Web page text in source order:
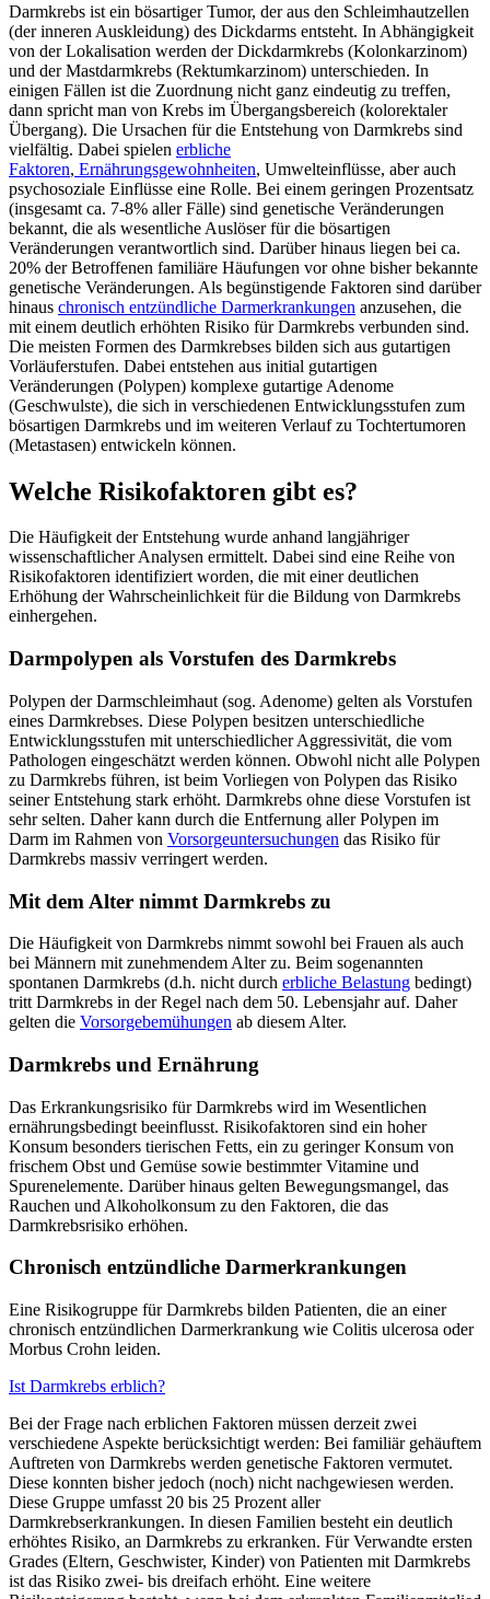
Darmkrebs ist ein bösartiger Tumor, der aus den Schleimhautzellen
(der inneren Auskleidung) des Dickdarms entsteht. In Abhängigkeit
von der Lokalisation werden der Dickdarmkrebs (Kolonkarzinom)
und der Mastdarmkrebs (Rektumkarzinom) unterschieden. In
einigen Fällen ist die Zuordnung nicht ganz eindeutig zu treffen,
dann spricht man von Krebs im Übergangsbereich (kolorektaler
Übergang). Die Ursachen für die Entstehung von Darmkrebs sind
vielfältig. Dabei spielen erbliche
Faktoren, Ernährungsgewohnheiten, Umwelteinflüsse, aber auch
psychosoziale Einflüsse eine Rolle. Bei einem geringen Prozentsatz
(insgesamt ca. 7-8% aller Fälle) sind genetische Veränderungen
bekannt, die als wesentliche Auslöser für die bösartigen
Veränderungen verantwortlich sind. Darüber hinaus liegen bei ca.
20% der Betroffenen familiäre Häufungen vor ohne bisher bekannte
genetische Veränderungen. Als begünstigende Faktoren sind darüber
hinaus chronisch entzündliche Darmerkrankungen anzusehen, die
mit einem deutlich erhöhten Risiko für Darmkrebs verbunden sind.
Die meisten Formen des Darmkrebses bilden sich aus gutartigen
Vorläuferstufen. Dabei entstehen aus initial gutartigen
Veränderungen (Polypen) komplexe gutartige Adenome
(Geschwulste), die sich in verschiedenen Entwicklungsstufen zum
bösartigen Darmkrebs und im weiteren Verlauf zu Tochtertumoren
(Metastasen) entwickeln können.
Welche Risikofaktoren gibt es?
Die Häufigkeit der Entstehung wurde anhand langjähriger
wissenschaftlicher Analysen ermittelt. Dabei sind eine Reihe von
Risikofaktoren identifiziert worden, die mit einer deutlichen
Erhöhung der Wahrscheinlichkeit für die Bildung von Darmkrebs
einhergehen.
Darmpolypen als Vorstufen des Darmkrebs
Polypen der Darmschleimhaut (sog. Adenome) gelten als Vorstufen
eines Darmkrebses. Diese Polypen besitzen unterschiedliche
Entwicklungsstufen mit unterschiedlicher Aggressivität, die vom
Pathologen eingeschätzt werden können. Obwohl nicht alle Polypen
zu Darmkrebs führen, ist beim Vorliegen von Polypen das Risiko
seiner Entstehung stark erhöht. Darmkrebs ohne diese Vorstufen ist
sehr selten. Daher kann durch die Entfernung aller Polypen im
Darm im Rahmen von Vorsorgeuntersuchungen das Risiko für
Darmkrebs massiv verringert werden.
Mit dem Alter nimmt Darmkrebs zu
Die Häufigkeit von Darmkrebs nimmt sowohl bei Frauen als auch
bei Männern mit zunehmendem Alter zu. Beim sogenannten
spontanen Darmkrebs (d.h. nicht durch erbliche Belastung bedingt)
tritt Darmkrebs in der Regel nach dem 50. Lebensjahr auf. Daher
gelten die Vorsorgebemühungen ab diesem Alter.
Darmkrebs und Ernährung
Das Erkrankungsrisiko für Darmkrebs wird im Wesentlichen
ernährungsbedingt beeinflusst. Risikofaktoren sind ein hoher
Konsum besonders tierischen Fetts, ein zu geringer Konsum von
frischem Obst und Gemüse sowie bestimmter Vitamine und
Spurenelemente. Darüber hinaus gelten Bewegungsmangel, das
Rauchen und Alkoholkonsum zu den Faktoren, die das
Darmkrebsrisiko erhöhen.
Chronisch entzündliche Darmerkrankungen
Eine Risikogruppe für Darmkrebs bilden Patienten, die an einer
chronisch entzündlichen Darmerkrankung wie Colitis ulcerosa oder
Morbus Crohn leiden.
Ist Darmkrebs erblich?
Bei der Frage nach erblichen Faktoren müssen derzeit zwei
verschiedene Aspekte berücksichtigt werden: Bei familiär gehäuftem
Auftreten von Darmkrebs werden genetische Faktoren vermutet.
Diese konnten bisher jedoch (noch) nicht nachgewiesen werden.
Diese Gruppe umfasst 20 bis 25 Prozent aller
Darmkrebserkrankungen. In diesen Familien besteht ein deutlich
erhöhtes Risiko, an Darmkrebs zu erkranken. Für Verwandte ersten
Grades (Eltern, Geschwister, Kinder) von Patienten mit Darmkrebs
ist das Risiko zwei- bis dreifach erhöht. Eine weitere